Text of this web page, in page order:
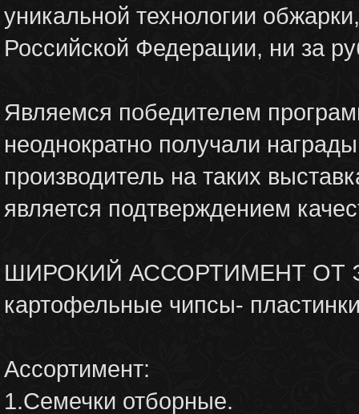
уникальной технологии
Российской Федерации, ни за
Являемся победителем
неоднократно получали
производитель на таких
является подтверждением
ШИРОКИЙ АССОРТИМЕНТ ОТ
картофельные чипсы-
Ассортимент:
1.Семечки отборные.